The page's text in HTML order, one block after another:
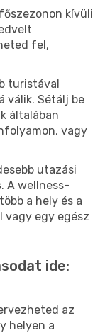
kívüli
fel,
turistával
válik. Sétálj be
általában
vagy
utazási
A wellness-
a hely és a
vagy egy egész
ide:
az
helyen a